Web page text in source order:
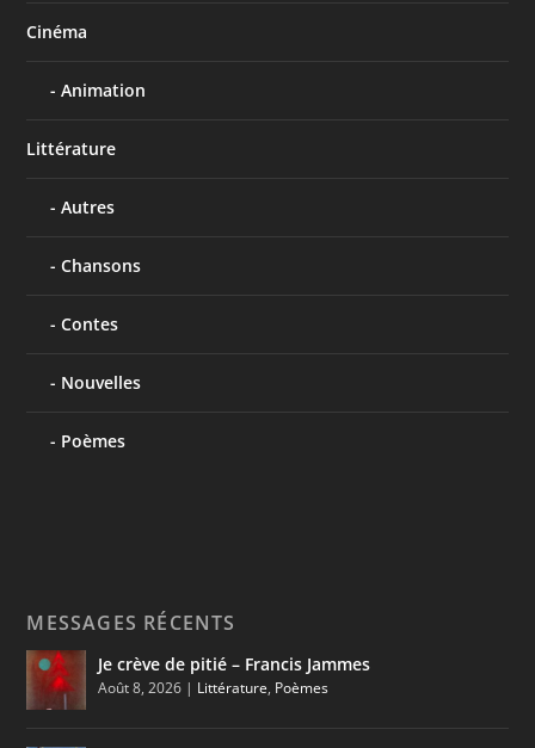
Cinéma
Animation
Littérature
Autres
Chansons
Contes
Nouvelles
Poèmes
MESSAGES RÉCENTS
Je crève de pitié – Francis Jammes
Août 8, 2026 | Littérature, Poèmes